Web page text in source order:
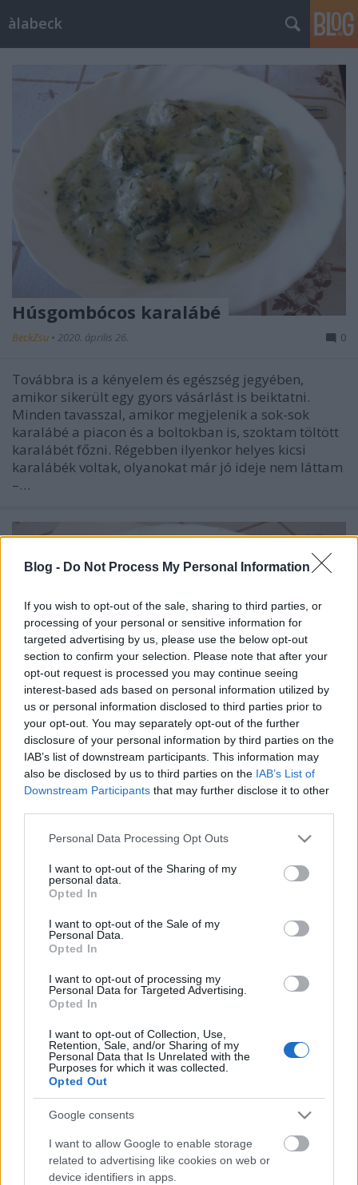
Blog - Do Not Process My Personal Information
If you wish to opt-out of the sale, sharing to third parties, or
processing of your personal or sensitive information for
targeted advertising by us, please use the below opt-out
section to confirm your selection. Please note that after your
opt-out request is processed you may continue seeing
interest-based ads based on personal information utilized by
us or personal information disclosed to third parties prior to
your opt-out. You may separately opt-out of the further
disclosure of your personal information by third parties on the
IAB’s list of downstream participants. This information may
also be disclosed by us to third parties on the IAB’s List of
Downstream Participants that may further disclose it to other
Please note that this website/app uses one or more Google
not limited to your visit or usage behaviour. You may click to
grant or deny consent to Google and its third-party tags to
use your data for below specified purposes in below Google
consent section.
Personal Data Processing Opt Outs
I want to opt-out of the Sharing of my
personal data.
Opted In
I want to opt-out of the Sale of my
Personal Data.
Opted In
I want to opt-out of processing my
Personal Data for Targeted Advertising.
Opted In
I want to opt-out of Collection, Use,
Retention, Sale, and/or Sharing of my
Personal Data that Is Unrelated with the
Purposes for which it was collected.
Opted Out
Google consents
I want to allow Google to enable storage
related to advertising like cookies on web or
device identifiers in apps.
àlabeck
Húsgombócos karalábé
BeckZsu • 2020. április 26. 0
Továbbra is a kényelem és egészség jegyében,
amikor sikerült egy gyors vásárlást is beiktatni.
Minden tavasszal, amikor megjelenik a sok-sok
karalábé a piacon és a boltokban is, szoktam töltött
karalábét főzni. Régebben ilyenkor helyes kicsi
karalábék voltak, olyanokat már jó ideje nem láttam
–…
Mindent bele bableves
BeckZsu•2020. április 21.
Az összes, enyhén szólva nem túl kedvező,
csülköt, természetesen tojással együtt. És még volt
egy darab füstölt tarja is itthon, amit eléggé el nem
ítélhető módon már egy ideje a fagyasztóban
tároltam. Együtt főztem meg a kettőt. A csülök
csont…